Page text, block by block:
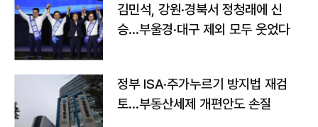
김민석, 강원·경북서 정청래에 신
승…부울경·대구 제외 모두 웃었다
정부 ISA·주가누르기 방지법 재검
토…부동산세제 개편안도 손질